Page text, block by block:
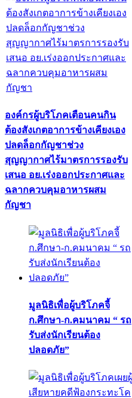
องค์กรผู้บริโภคเตือนคนกิน
ต้องสังเกตอาการข้างเคียงเอง
ปลดล็อกกัญชาช่วง
สุญญากาศไร้มาตรการรองรับ
เสนอ อย.เร่งออกประกาศและ
ฉลากควบคุมอาหารผสม
กัญชา
มูลนิธิเพื่อผู้บริโภคจี้
ก.ศึกษา-ก.คมนาคม “ รถ
รับส่งนักเรียนต้อง
ปลอดภัย”